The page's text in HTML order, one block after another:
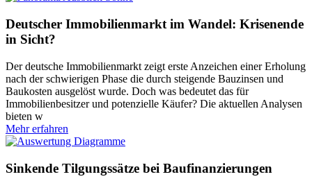
Deutscher Immobilienmarkt im Wandel: Krisenende
in Sicht?
Der deutsche Immobilienmarkt zeigt erste Anzeichen einer Erholung
nach der schwierigen Phase die durch steigende Bauzinsen und
Baukosten ausgelöst wurde. Doch was bedeutet das für
Immobilienbesitzer und potenzielle Käufer? Die aktuellen Analysen
bieten w
Mehr erfahren
Sinkende Tilgungssätze bei Baufinanzierungen